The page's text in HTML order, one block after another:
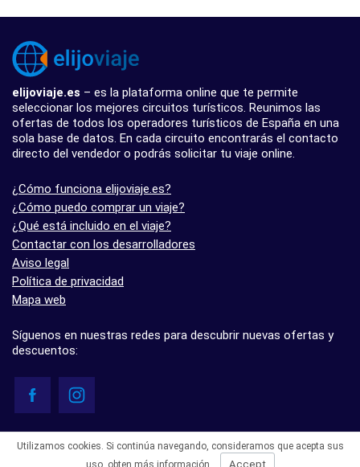
elijoviaje.es – es la plataforma online que te permite
seleccionar los mejores circuitos turísticos. Reunimos las
ofertas de todos los operadores turísticos de España en una
sola base de datos. En cada circuito encontrarás el contacto
directo del vendedor o podrás solicitar tu viaje online.
¿Cómo funciona elijoviaje.es?
¿Cómo puedo comprar un viaje?
¿Qué está incluido en el viaje?
Contactar con los desarrolladores
Aviso legal
Política de privacidad
Mapa web
Síguenos en nuestras redes para descubrir nuevas ofertas y
descuentos:
- 5.0 basado en 7 opiniones
Utilizamos cookies. Si continúa navegando, consideramos que acepta sus
uso, obten más información Accept